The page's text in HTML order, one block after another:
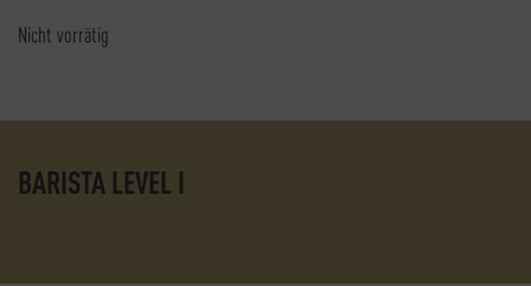
Nicht vorrätig
BARISTA LEVEL I